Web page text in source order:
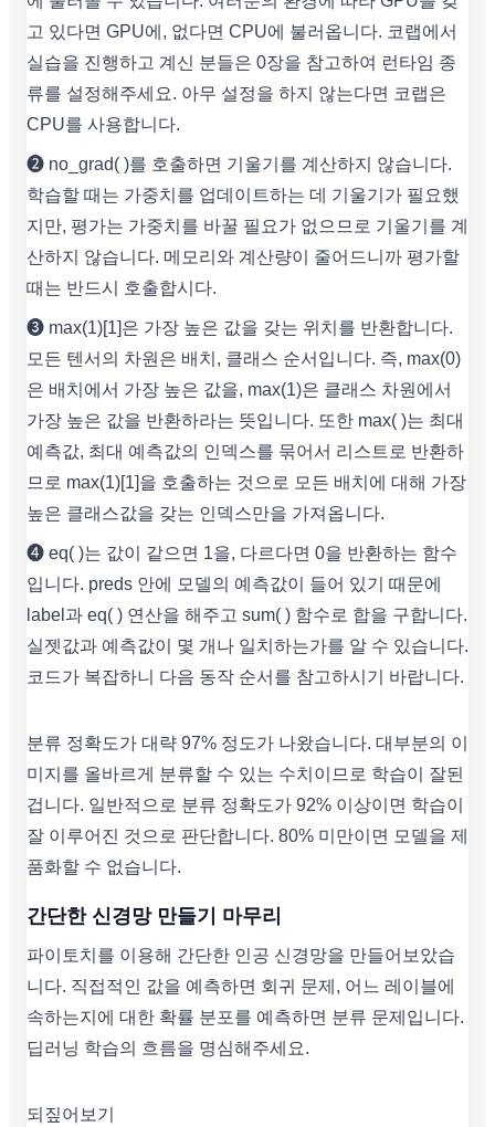
고 있다면 GPU에, 없다면 CPU에 불러옵니다. 코랩에서
실습을 진행하고 계신 분들은 0장을 참고하여 런타임 종
류를 설정해주세요. 아무 설정을 하지 않는다면 코랩은
CPU를 사용합니다.
❷ no_grad( )를 호출하면 기울기를 계산하지 않습니다.
학습할 때는 가중치를 업데이트하는 데 기울기가 필요했
지만, 평가는 가중치를 바꿀 필요가 없으므로 기울기를 계
산하지 않습니다. 메모리와 계산량이 줄어드니까 평가할
때는 반드시 호출합시다.
❸ max(1)[1]은 가장 높은 값을 갖는 위치를 반환합니다.
모든 텐서의 차원은 배치, 클래스 순서입니다. 즉, max(0)
은 배치에서 가장 높은 값을, max(1)은 클래스 차원에서
가장 높은 값을 반환하라는 뜻입니다. 또한 max( )는 최대
예측값, 최대 예측값의 인덱스를 묶어서 리스트로 반환하
므로 max(1)[1]을 호출하는 것으로 모든 배치에 대해 가장
높은 클래스값을 갖는 인덱스만을 가져옵니다.
❹ eq( )는 값이 같으면 1을, 다르다면 0을 반환하는 함수
입니다. preds 안에 모델의 예측값이 들어 있기 때문에
label과 eq( ) 연산을 해주고 sum( ) 함수로 합을 구합니다.
실젯값과 예측값이 몇 개나 일치하는가를 알 수 있습니다.
코드가 복잡하니 다음 동작 순서를 참고하시기 바랍니다.
분류 정확도가 대략 97% 정도가 나왔습니다. 대부분의 이
미지를 올바르게 분류할 수 있는 수치이므로 학습이 잘된
겁니다. 일반적으로 분류 정확도가 92% 이상이면 학습이
잘 이루어진 것으로 판단합니다. 80% 미만이면 모델을 제
품화할 수 없습니다.
간단한 신경망 만들기 마무리
파이토치를 이용해 간단한 인공 신경망을 만들어보았습
니다. 직접적인 값을 예측하면 회귀 문제, 어느 레이블에
속하는지에 대한 확률 분포를 예측하면 분류 문제입니다.
딥러닝 학습의 흐름을 명심해주세요.
되짚어보기